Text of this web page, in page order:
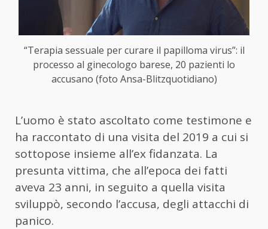
“Terapia sessuale per curare il papilloma virus”: il
processo al ginecologo barese, 20 pazienti lo
accusano (foto Ansa-Blitzquotidiano)
L’uomo è stato ascoltato come testimone e
ha raccontato di una visita del 2019 a cui si
sottopose insieme all’ex fidanzata. La
presunta vittima, che all’epoca dei fatti
aveva 23 anni, in seguito a quella visita
sviluppò, secondo l’accusa, degli attacchi di
panico.